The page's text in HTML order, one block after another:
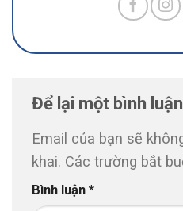
Để lại một bình luận
Email của bạn sẽ
khai. Các trường bắt
Bình luận *